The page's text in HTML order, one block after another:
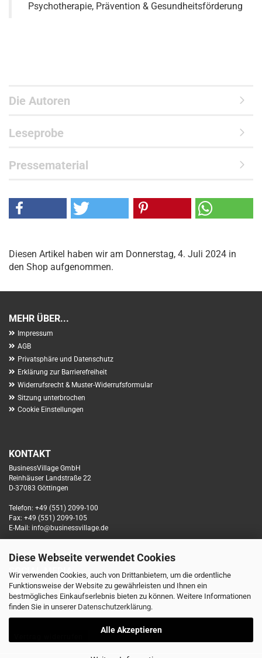
Diese Webseite verwendet Cookies
Wir verwenden Cookies, auch von Drittanbietern, um die ordentliche
Funktionsweise der Website zu gewährleisten und Ihnen ein
bestmögliches Einkaufserlebnis bieten zu können. Weitere Informationen
finden Sie in unserer Datenschutzerklärung.
Alle Akzeptieren
Psychotherapie, Prävention & Gesundheitsförderung
Die Autoren
Leseprobe
Pressematerial
Diesen Artikel haben wir am Donnerstag, 4. Juli 2024 in
den Shop aufgenommen.
MEHR ÜBER...
Impressum
AGB
Privatsphäre und Datenschutz
Erklärung zur Barrierefreiheit
Widerrufsrecht & Muster-Widerrufsformular
Sitzung unterbrochen
Cookie Einstellungen
KONTAKT
BusinessVillage GmbH
Reinhäuser Landstraße 22
D-37083 Göttingen
Telefon: +49 (551) 2099-100
Fax: +49 (551) 2099-105
E-Mail: info@businessvillage.de
SOCIAL MEDIA